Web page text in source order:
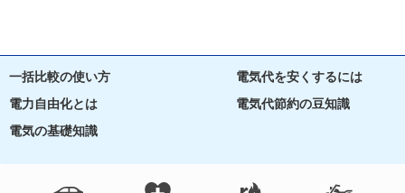
一括比較の使い方
電気代を安くするには
電力自由化とは
電気代節約の豆知識
電気の基礎知識